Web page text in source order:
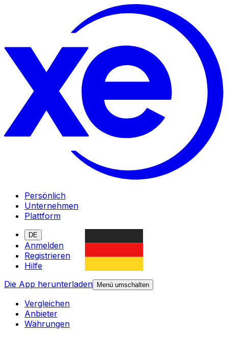
Persönlich
Unternehmen
Plattform
DE
Anmelden
Registrieren
Hilfe
Die App herunterladen
Menü umschalten
Vergleichen
Anbieter
Währungen